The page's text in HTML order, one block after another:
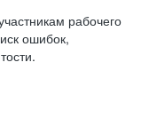
рабочего
ошибок,